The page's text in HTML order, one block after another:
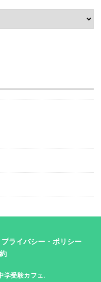
プライバシー・ポリシー
学受験カフェ.